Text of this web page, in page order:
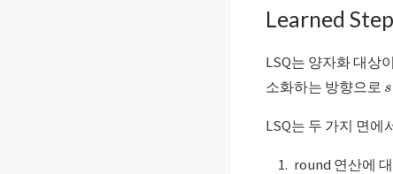
Learned
LSQ는 양자화 대상
소화하는 방향으로
LSQ는 두 가지 면에
round 연산에